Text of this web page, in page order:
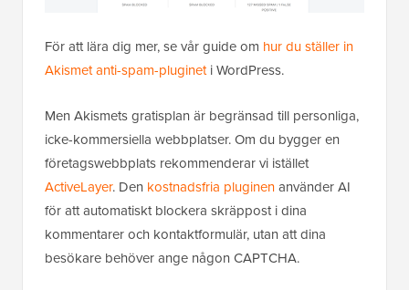
För att lära dig mer, se vår guide om hur du ställer in
Akismet anti-spam-plugineti WordPress.
Men Akismets gratisplan är begränsad till personliga,
icke-kommersiella webbplatser. Om du bygger en
företagswebbplats rekommenderar vi istället
ActiveLayer. Den kostnadsfria pluginenanvänder AI
för att automatiskt blockera skräppost i dina
kommentarer och kontaktformulär, utan att dina
besökare behöver ange någon CAPTCHA.